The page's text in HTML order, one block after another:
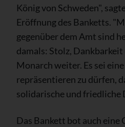
König von Schweden",
Eröffnung des Banketts.
gegenüber dem Amt sind
damals: Stolz,
Monarch weiter. Es sei
repräsentieren zu dürfen,
solidarische und friedliche
Das Bankett bot auch eine